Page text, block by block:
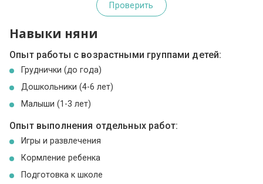
Проверить
Навыки няни
Опыт работы с возрастными группами детей:
Груднички (до года)
Дошкольники (4-6 лет)
Малыши (1-3 лет)
Опыт выполнения отдельных работ:
Игры и развлечения
Кормление ребенка
Подготовка к школе